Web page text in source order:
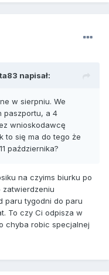
napisał:
w sierpniu. We
paszportu, a 4
wnioskodawcę
to się ma do tego że
października?
na czyims biurku po
zatwierdzeniu
paru tygodni do paru
To czy Ci odpisza w
chyba robic specjalnej